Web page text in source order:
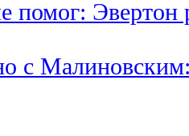
помог: Эвертон
с